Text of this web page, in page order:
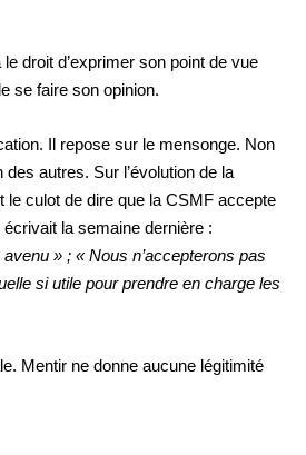
droit d’exprimer son point de vue
se faire son opinion.
Il repose sur le mensonge. Non
des autres. Sur l’évolution de la
le culot de dire que la CSMF accepte
la semaine dernière :
» ; « Nous n’accepterons pas
si utile pour prendre en charge les
Mentir ne donne aucune légitimité